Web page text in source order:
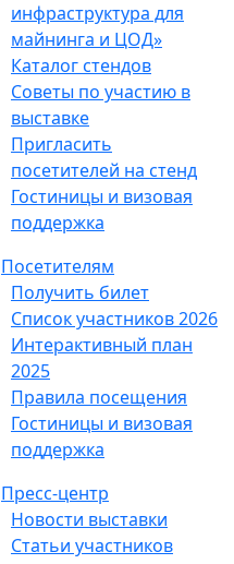
инфраструктура для
майнинга и ЦОД»
Каталог стендов
Советы по участию в
выставке
Пригласить
посетителей на стенд
Гостиницы и визовая
поддержка
Посетителям
Получить билет
Список участников 2026
Интерактивный план
2025
Правила посещения
Гостиницы и визовая
поддержка
Пресс-центр
Новости выставки
Статьи участников